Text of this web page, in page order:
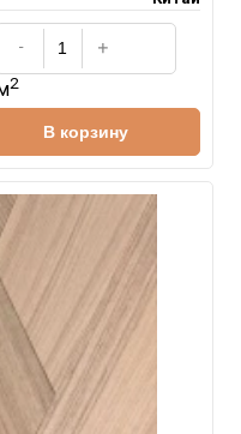
2
В корзину